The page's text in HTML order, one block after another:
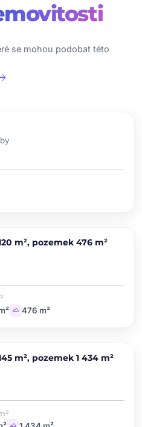
se mohou podobat této
favorite
m², pozemek 476 m²
landscape 476 m²
favorite
m², pozemek 1 434 m²